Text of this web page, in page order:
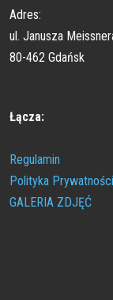
Adres:
ul. Janusza
80-462 Gdańsk
Łącza:
Regulamin
Polityka Prywatności
GALERIA ZDJĘĆ